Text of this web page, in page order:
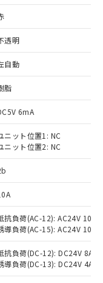
透明
自動
脂
6mA
ニット位置1: NC
ニット位置2: NC
抗負荷(AC-12): AC24V 10A/
導負荷(AC-15): AC24V
抗負荷(DC-12): DC24V 8A/
導負荷(DC-13): DC24V 4A/
10物質）の
能な商品で
質）の非含
予定のある